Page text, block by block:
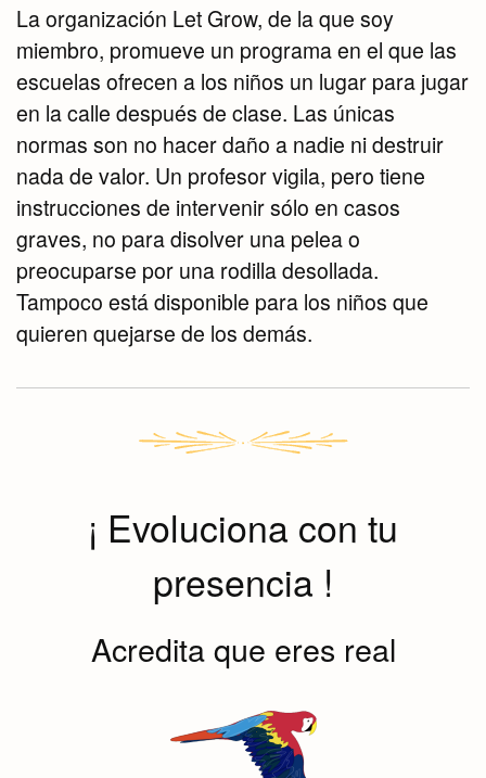
La organización Let Grow, de la que soy
miembro, promueve un programa en el que las
escuelas ofrecen a los niños un lugar para jugar
en la calle después de clase. Las únicas
normas son no hacer daño a nadie ni destruir
nada de valor. Un profesor vigila, pero tiene
instrucciones de intervenir sólo en casos
graves, no para disolver una pelea o
preocuparse por una rodilla desollada.
Tampoco está disponible para los niños que
quieren quejarse de los demás.
¡ Evoluciona con tu
presencia !
Acredita que eres real